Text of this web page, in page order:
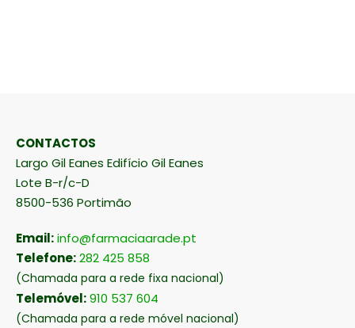
CONTACTOS
Largo Gil Eanes Edifício Gil Eanes
Lote B-r/c-D
8500-536 Portimão
Email:info@farmaciaarade.pt
Telefone:282 425 858
(Chamada para a rede fixa nacional)
Telemóvel:910 537 604
(Chamada para a rede móvel nacional)